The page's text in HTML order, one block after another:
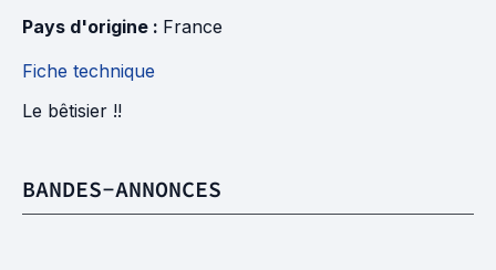
Pays d'origine : France
Fiche technique
Le bêtisier !!
BANDES-ANNONCES